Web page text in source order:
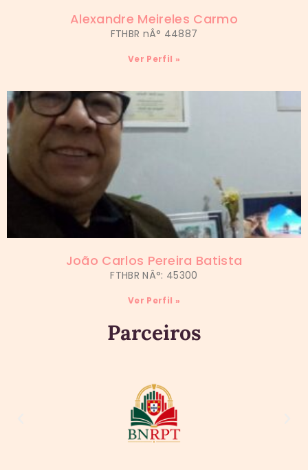
Alexandre Meireles Carmo
FTHBR nÂ° 44887
Ver Perfil »
João Carlos Pereira Batista
FTHBR NÂ°: 45300
Ver Perfil »
Parceiros